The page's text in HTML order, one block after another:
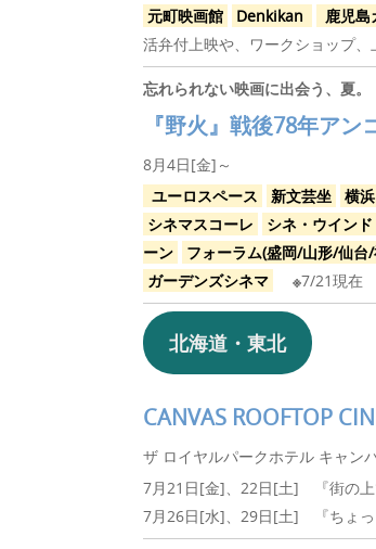
元町映画館
Denkikan
鹿児
活弁付上映や、ワークショップ
忘れられない映画に出会う、夏。
『野火』戦後78年アン
8月4日[金]～
ユーロスペース
新文芸坐 横
シネマスコーレ
シネ・ウインド
ーン
フォーラム(盛岡/山形/仙台
ガーデンズシネマ
※7/21現在
北海道・東北
CANVAS ROOFTOP
ザ ロイヤルパークホテル キャン
7月21日[金]、22日[土] 『街の上
7月26日[水]、29日[土] 『ちょっ